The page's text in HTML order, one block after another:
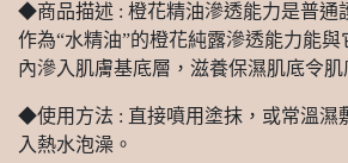
◆商品描述 : 橙花精油滲透能力是普通
作為“水精油”的橙花純露滲透能力能
內滲入肌膚基底層，滋養保濕肌底令肌
◆使用方法 : 直接噴用塗抹，或常溫濕
入熱水泡澡。